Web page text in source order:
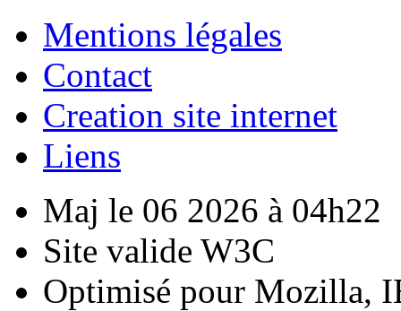
Mentions légales
Contact
Creation site internet
Liens
Maj le 06 2026 à 04h22
Site valide W3C
Optimisé pour Mozilla,